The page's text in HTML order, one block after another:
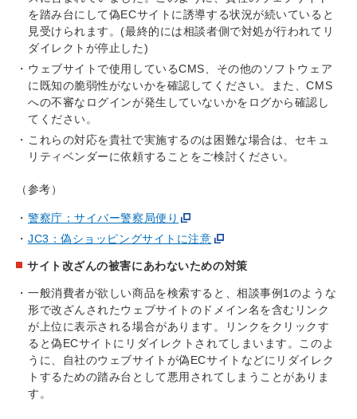
を踏み台にして偽ECサイトに誘導する状況が続いていると
見受けられます。(最終的には相談者側で対処が行われてリ
ダイレクトが停止した)
ウェブサイトで使用しているCMS、その他のソフトウェア
に既知の脆弱性がないかを確認してください。また、CMS
への不審なログインが発生していないかをログから確認し
てください。
これらの対応を貴社で実施するのは困難な場合は、セキュ
リティベンダーに依頼することをご検討ください。
（参考）
警察庁：サイバー警察局便り
JC3：偽ショッピングサイトに注意
サイト改ざんの被害にあわないための対策
一般消費者が欲しい商品を検索すると、相談事例1のような
形で改ざんされたウェブサイトのドメイン名を含むリンク
が上位に表示される場合があります。リンクをクリックす
ると偽ECサイトにリダイレクトされてしまいます。このよ
うに、自社のウェブサイトが偽ECサイトなどにリダイレク
トするための踏み台として悪用されてしまうことがありま
す。